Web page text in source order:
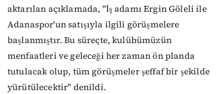
aktarılan açıklamada, "İş adamı Ergin Göleli ile
Adanaspor'un satışıyla ilgili görüşmelere
başlanmıştır. Bu süreçte, kulübümüzün
menfaatleri ve geleceği her zaman ön planda
tutulacak olup, tüm görüşmeler şeffaf bir şekilde
yürütülecektir" denildi.